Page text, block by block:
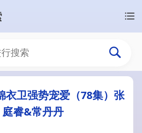
衣卫强势宠爱（78集）张
庭睿&常丹丹